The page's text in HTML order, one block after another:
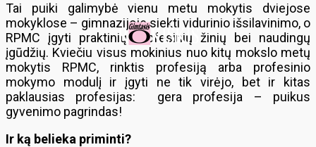
Tai puiki galimybė vienu metu mokytis dviejose
mokyklose – gimnazijoje siekti vidurinio išsilavinimo, o
RPMC įgyti praktinių profesinių žinių bei naudingų
įgūdžių. Kviečiu visus mokinius nuo kitų mokslo metų
mokytis RPMC, rinktis profesiją arba profesinio
mokymo modulį ir įgyti ne tik virėjo, bet ir kitas
paklausias profesijas: gera profesija – puikus
gyvenimo pagrindas!
Ir ką belieka priminti?